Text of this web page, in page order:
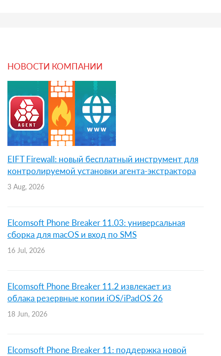
НОВОСТИ КОМПАНИИ
EIFT Firewall: новый бесплатный инструмент для
контролируемой установки агента-экстрактора
3 Aug, 2026
Elcomsoft Phone Breaker 11.03: универсальная
сборка для macOS и вход по SMS
16 Jul, 2026
Elcomsoft Phone Breaker 11.2 извлекает из
облака резервные копии iOS/iPadOS 26
18 Jun, 2026
Elcomsoft Phone Breaker 11: поддержка новой